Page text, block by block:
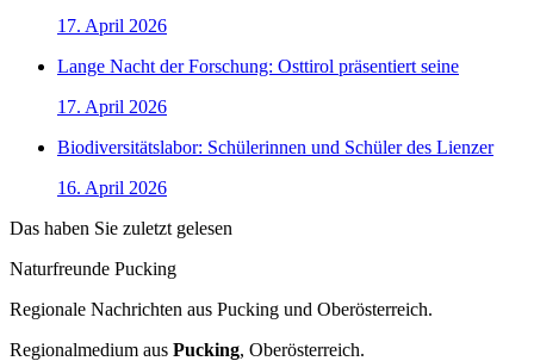
17. April 2026
Lange Nacht der Forschung: Osttirol präsentiert seine
17. April 2026
Biodiversitätslabor: Schülerinnen und Schüler des Lienzer
16. April 2026
Das haben Sie zuletzt gelesen
Naturfreunde Pucking
Regionale Nachrichten aus Pucking und Oberösterreich.
Regionalmedium aus Pucking, Oberösterreich.